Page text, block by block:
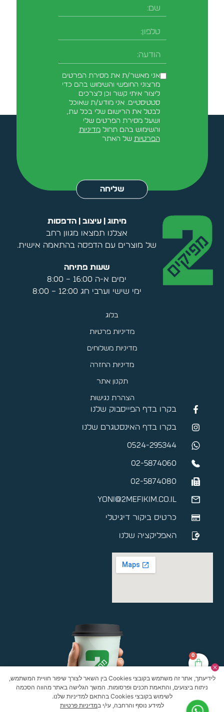
0
שם
טלפון
הודעה
אני מאשר/ת את מסירת הפרטים
מרצוני החופשי והשימוש בהם כדי
ליצור איתי קשר וכן לצרכים
סטטיסטיים. אני מודע/ת שאוכל
לבטל את הרישום שלי בכל עת,
ושעל מסירת הפרטים שלי
והשימוש בהם תחולמדיניות
הפרטיות של האתר
שליחה
מיתוג | עיצוב | הדפסות
אצלנו תמצאו מגוון רחב
של מוצרים עם הדפסה בהתאמה אישית.
שעות פתיחה
ימים א-ה 16:00 – 8:00
ימי שישי וערבי חג 12:00 – 8:00
בלוג
מדיניות פרטיות
מדיניות משלוחים
מדיניות החזרה
תקנון אתר
הצהרת נגישות
בקרו בדף הפייסבוק שלנו
בקרו בדף האינסטגרם שלנו
0524-295344
02-5874060
02-5874080
yoni@2mefikim.co.il
כרטיס ביקור דיגיטלי
האפליקציה שלנו
לידיעתך, אתר זה משתמש בקובצי Cookies בין השאר לצורך שיפור חוויית המשתמש,
ניתוח ביצועים, והתאמת תכנים ופרסומות. המשך הגלישה באתר מהווה הסכמה
לשימוש בקובצי Cookies בהתאם למדיניות שלנו.
למידע נוסף והרחבה, עי/י במדיניות פרטיות